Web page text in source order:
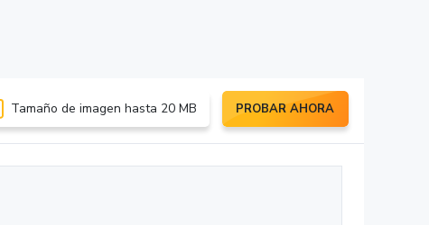
Tamaño de imagen hasta 20 MB PROBAR AHORA